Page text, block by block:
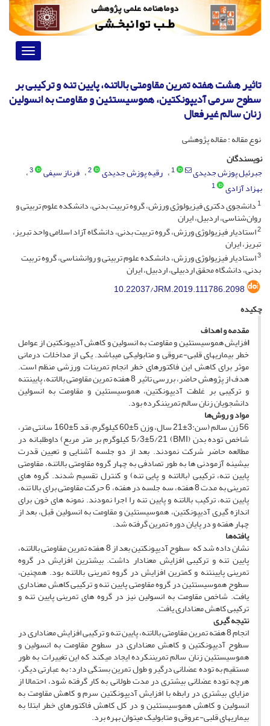
Toggle
تاثیر هشت هفته تمرین مقاومتی بالاتنه، پایین تنه و ترکیبی بر
سطوح سرمی آدیپونکتین، هموسیستئین و مقاومت به انسولین
زنان سالم غیرفعال
نوع مقاله : مقاله پژوهشی
نویسندگان
جبرئیل پوزش جدیدی
1 رقیه پوزش جدیدی 2 فرناز سیفی 3
بهزاد آزادی
1
1دانشجوی دکتری فیزیولوژی ورزش، گروه تربیت بدنی، دانشکده علوم تربیتی و
روان‌شناسی، اردبیل، ایران
2استادیار فیزیولوژی ورزش، گروه تربیت بدنی، دانشگاه آزاد اسلامی واحد تبریز،
تبریز، ایران
3استادیار فیزیولوژی ورزش، دانشکده علوم تربیتی و روانشناسی، گروه تربیت
بدنی، دانشگاه محقق اردبیلی، اردبیل، ایران
10.22037/JRM.2019.111786.2098
چکیده
مقدمه و اهداف
افزایش هموسیستئین و مقاومت به انسولین و کاهش آدیپونکتین از عوامل
خطر بیماری­های قلبی-عروقی و متابولیکی می­باشد. یکی از مداخلات درمانی
موثر برای کاهش این فاکتورهای خطر انجام تمرینات ورزشی منظم است.
هدف از پژوهش حاضر، بررسی تاثیر 8 هفته تمرین مقاومتی بالاتنه، پایین­تنه
و ترکیبی بر غلطت آدیپونکتین، هموسیستئین و مقاومت به انسولین
دانشجویان زنان سالم تمرین­نکرده بود.
مواد و روش‌ها
56 زن سالم (سن:3±21 سال، وزن 5±60 کیلو­گرم، قد 5±160 سانتی­ متر،
شاخص توده بدن (BMI) 5/3±5/21 کیلوگرم ﺑﺮ متر مربع) داوطلبانه در
مطالعه حاضر شرکت نمودند. بعد از دو جلسه آشنایی و تعیین قدرت
بیشینه آزمودنی­ ها به ­طور تصادفی به چهار گروه مقاومتی بالاتنه، مقاومتی
پایین ­تنه، ترکیبی (بالاتنه و پایی تنه) و کنترل تقسیم شدند. گروه­ های
تمرینی به مدت 8 هفته، سه جلسه در هفته، 6 حرکت مقاومتی برای بالا تنه،
پایین­ تنه، ترکیب بالاتنه و پایین­ تنه را اجرا نمودند. نمونه ­های خون برای
اندازه­ گیری آدیپونکتین، هموسیستئین و مقاومت به انسولین قبل، بعد از
چهار هفته و در پایان دوره تمرین گرفته شد.
یافته‌ها
نشان داده شد که سطوح آدیپونکتین بعد از 8 هفته تمرین مقاومتی بالاتنه،
پایین ­تنه و ترکیبی افزایش معنادار داشت. بیشترین افزایش در گروه
تمرینی پایین­تنه و کمترین افزایش در گروه تمرینی بالاتنه بود. همچنین،
سطوح هموسیستئین در گروه مقاومتی پایین ­تنه و ترکیبی کاهش معناداری
یافت. شاخص مقاومت به انسولین نیز در گروه­ های تمرینی پایین­ تنه و
ترکیبی کاهش معناداری یافت.
نتیجه‌ گیری
انجام 8 هفته تمرین مقاومتی بالاتنه، پایین­ تنه و ترکیبی افزایش معناداری در
سطوح آدیپونکتین و کاهش معناداری در سطوح مقاومت به انسولین و
هموسیستئین زنان سالم تمرین­نکرده ایجاد می­کند که این تغییرات به­ طور
مستقیم به توده عضلانی درگیر و طول تمرین بستگی دارد؛ به عبارتی دیگر،
هرچه توده عضلانی بیشتری در مدت طولانی به کار گرفته شود، احتمالا از
مزایای بیشتری در رابطه با افزایش آدیپونکتین سرم و کاهش مقاومت به
انسولین و کاهش هموسیستئین و در کل کاهش فاکتورهای خطر ابتلا به
بیماری­های قلبی-عروقی و متابولیک می­توان بهره برد.